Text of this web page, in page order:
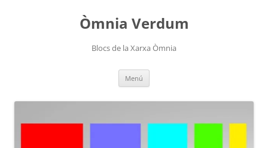
Òmnia Verdum
Blocs de la Xarxa Òmnia
Menú